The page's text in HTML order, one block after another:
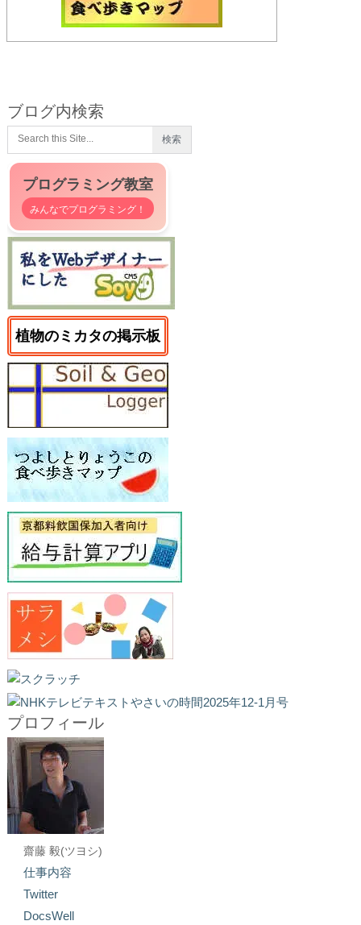
ブログ内検索
プログラミング教室
みんなでプログラミング！
植物のミカタの掲示板
プロフィール
齋藤 毅(ツヨシ)
仕事内容
Twitter
DocsWell